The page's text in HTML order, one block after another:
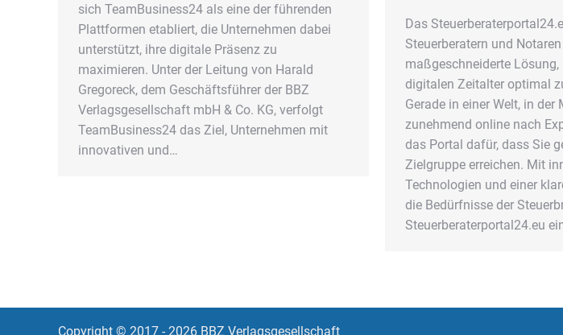
sich TeamBusiness24 als eine der führenden
Plattformen etabliert, die Unternehmen dabei
unterstützt, ihre digitale Präsenz zu
maximieren. Unter der Leitung von Harald
Gregoreck, dem Geschäftsführer der BBZ
Verlagsgesellschaft mbH & Co. KG, verfolgt
TeamBusiness24 das Ziel, Unternehmen mit
innovativen und…
Das
Steuerberatern und
maßgeschneiderte
digitalen Zeitalter optimal
Gerade in einer Welt, in der
zunehmend online nach
das Portal dafür, dass Sie
Zielgruppe erreichen. Mit
Technologien und einer
die Bedürfnisse der
Steuerberaterportal24.eu
Copyright © 2017 - 2026 BBZ Verlagsgesellschaft